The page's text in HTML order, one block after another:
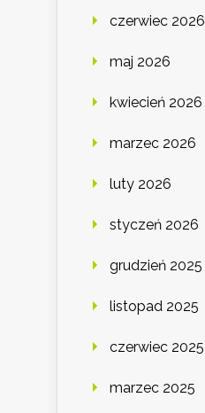
czerwiec 2026
maj 2026
kwiecień 2026
marzec 2026
luty 2026
styczeń 2026
grudzień 2025
listopad 2025
czerwiec 2025
marzec 2025